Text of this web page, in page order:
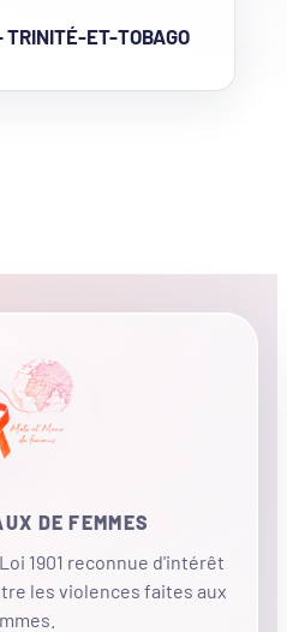
ET-TOBAGO
DE FEMMES
1901 reconnue d'intérêt
les violences faites aux